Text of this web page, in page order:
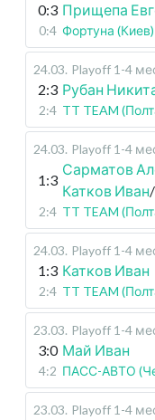
0:3 Прищепа
0:4 Фортуна (Киев)
24.03. Playoff 1-4
2:3 Рубан
2:4 TT TEAM
24.03. Playoff 1-4
1:3
Сарматов
Катков Иван/
2:4 TT TEAM
24.03. Playoff 1-4
1:3 Катков Иван
2:4 TT TEAM
23.03. Playoff 1-4
3:0 Май Иван
4:2 ПАСС-АВТО
23.03. Playoff 1-4